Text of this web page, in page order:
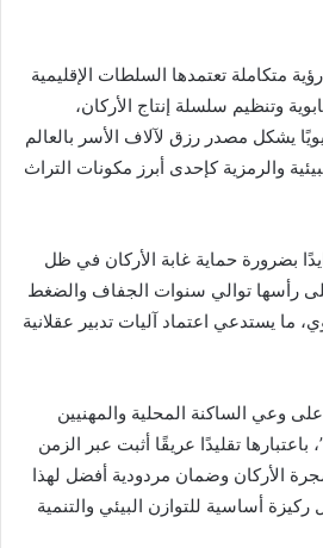
متكاملة تعتمدها السلطات الإقليمية
وتنظيم سلسلة إنتاج الأركان،
يشكل مصدر رزق لآلاف الأسر بالعالم
والرمزية كإحدى أبرز مكونات التراث
بضرورة حماية غابة الأركان في ظل
رأسها توالي سنوات الجفاف والضغط
ما يستدعي اعتماد آليات تدبير عقلانية
وعي الساكنة المحلية والمهنيين
باعتبارها تقليدًا عريقًا أثبت عبر الزمن
الأركان وضمان مردودية أفضل لهذا
أساسية للتوازن البيئي والتنمية